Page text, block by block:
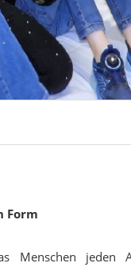
Form
Menschen jeden